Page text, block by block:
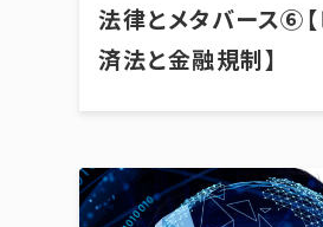
法律とメタバース⑥
済法と金融規制】